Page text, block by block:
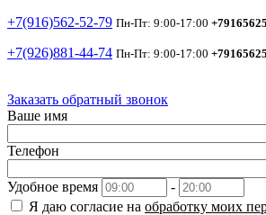
+7(916)562-52-79 Пн-Пт: 9:00-17:00
+7(926)881-44-74 Пн-Пт: 9:00-17:00
Заказать обратный звонок
Ваше имя
Телефон
Удобное время
-
Я даю согласие на обработку моих